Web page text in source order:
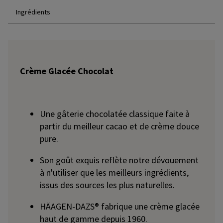
Ingrédients
Crème Glacée Chocolat
Une gâterie chocolatée classique faite à
partir du meilleur cacao et de crème douce
pure.
Son goût exquis reflète notre dévouement
à n'utiliser que les meilleurs ingrédients,
issus des sources les plus naturelles.
HÄAGEN-DAZS® fabrique une crème glacée
haut de gamme depuis 1960.